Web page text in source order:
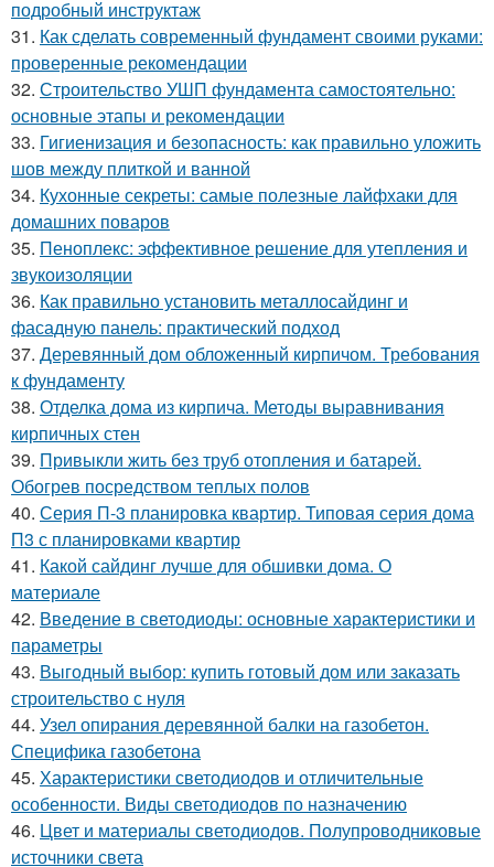
подробный инструктаж
31. Как сделать современный фундамент своими руками:
проверенные рекомендации
32. Строительство УШП фундамента самостоятельно:
основные этапы и рекомендации
33. Гигиенизация и безопасность: как правильно уложить
шов между плиткой и ванной
34. Кухонные секреты: самые полезные лайфхаки для
домашних поваров
35. Пеноплекс: эффективное решение для утепления и
звукоизоляции
36. Как правильно установить металлосайдинг и
фасадную панель: практический подход
37. Деревянный дом обложенный кирпичом. Требования
к фундаменту
38. Отделка дома из кирпича. Методы выравнивания
кирпичных стен
39. Привыкли жить без труб отопления и батарей.
Обогрев посредством теплых полов
40. Серия П-3 планировка квартир. Типовая серия дома
П3 с планировками квартир
41. Какой сайдинг лучше для обшивки дома. О
материале
42. Введение в светодиоды: основные характеристики и
параметры
43. Выгодный выбор: купить готовый дом или заказать
строительство с нуля
44. Узел опирания деревянной балки на газобетон.
Специфика газобетона
45. Характеристики светодиодов и отличительные
особенности. Виды светодиодов по назначению
46. Цвет и материалы светодиодов. Полупроводниковые
источники света